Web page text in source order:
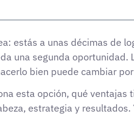
estás a unas décimas de
una segunda oportunidad.
bien puede cambiar
esta opción, qué ventajas
estrategia y